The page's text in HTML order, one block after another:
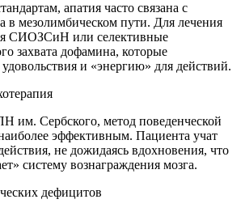
апатия часто связана с
в мезолимбическом пути. Для лечения
СИОЗСиН или селективные
захвата дофамина, которые
и «энергию» для действий.
Сербского, метод поведенческой
эффективным. Пациента учат
не дожидаясь вдохновения, что
систему вознаграждения мозга.
дефицитов